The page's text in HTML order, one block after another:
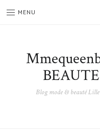
MENU
Blog mode & beauté